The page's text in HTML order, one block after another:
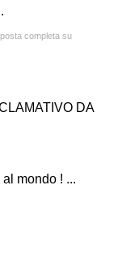
completa su
DA
mondo ! ...